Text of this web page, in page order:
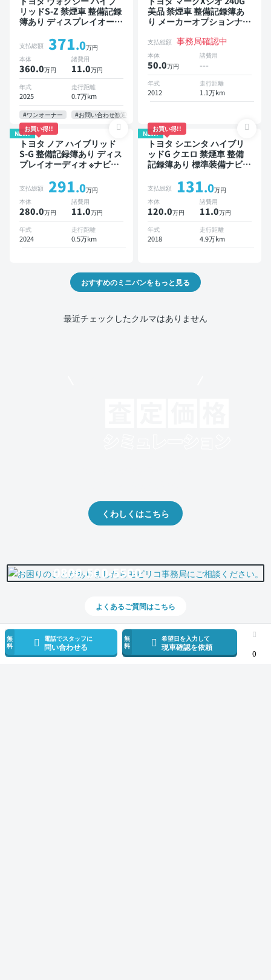
無
料
電話でスタッフに
問い合わせる
無
料
希望日を入力して
現車確認を依頼
0
リッドS-Z 禁煙車 整備記録
簿あり ディスプレイオーデ
インドスポットモニター デ
ジタルインナーミラー オー
トクルーズ 3列シート スマ
ートキー ETC 電動バック
ドア バックモニター 全方
位カメラ ドライブレコーダ
ー 衝突軽減 両側電動スラ
イドドア 7人乗り
支払総額 371.0万円
本体
360.0万円
諸費用
11.0万円
年式
2025
走行距離
0.7万km
#ワンオーナー #お問い合わせ歓迎
美品 禁煙車 整備記録簿あ
り メーカーオプションナビ
ETC バックモニター 7人乗
り
支払総額 事務局確認中
本体
50.0万円
諸費用
---
年式
2012
走行距離
1.1万km
NEW!
お買い得!!
トヨタ ノア ハイブリッド
S-G 整備記録簿あり ディス
プレイオーディオ ※ナビキ
ズ 3列シート スマートキー
バックモニター ドライブレ
コーダー 衝突軽減 7人乗り
支払総額 291.0万円
本体
280.0万円
諸費用
11.0万円
年式
2024
走行距離
0.5万km
NEW!
お買い得!!
トヨタ シエンタ ハイブリ
ッドG クエロ 禁煙車 整備
記録簿あり 標準装備ナビ
クモニター ドライブレコー
ダー 衝突軽減 両側電動ス
ライドドア
支払総額 131.0万円
本体
120.0万円
諸費用
11.0万円
年式
2018
走行距離
4.9万km
おすすめのミニバンをもっと見る
最近チェックしたクルマはありません
くわしくはこちら
0800-500-5500
よくあるご質問はこちら